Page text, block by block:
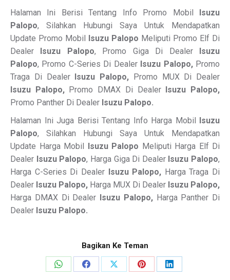
Halaman Ini Berisi Tentang Info Promo Mobil Isuzu
Palopo, Silahkan Hubungi Saya Untuk Mendapatkan
Update Promo Mobil Isuzu Palopo Meliputi Promo Elf Di
Dealer Isuzu Palopo, Promo Giga Di Dealer Isuzu
Palopo, Promo C-Series Di Dealer Isuzu Palopo, Promo
Traga Di Dealer Isuzu Palopo, Promo MUX Di Dealer
Isuzu Palopo, Promo DMAX Di Dealer Isuzu Palopo,
Promo Panther Di Dealer Isuzu Palopo.
Halaman Ini Juga Berisi Tentang Info Harga Mobil Isuzu
Palopo, Silahkan Hubungi Saya Untuk Mendapatkan
Update Harga Mobil Isuzu Palopo Meliputi Harga Elf Di
Dealer Isuzu Palopo, Harga Giga Di Dealer Isuzu Palopo,
Harga C-Series Di Dealer Isuzu Palopo, Harga Traga Di
Dealer Isuzu Palopo, Harga MUX Di Dealer Isuzu Palopo,
Harga DMAX Di Dealer Isuzu Palopo, Harga Panther Di
Dealer Isuzu Palopo.
Bagikan Ke Teman
Share Share Share Share Share